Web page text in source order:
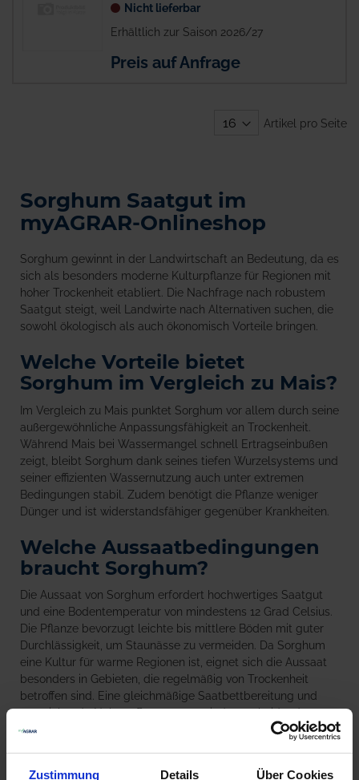
Zustimmung Details Über Cookies
Nicht lieferbar
Erhältlich zur Saison 2026/27
Preis auf Anfrage
Artikel pro Seite
Sorghum Saatgut im
myAGRAR-Onlineshop
Sorghum gewinnt in der Landwirtschaft an Bedeutung, da es
sich als besonders moderne Kulturpflanze für Regionen mit
hoher Trockenheit etabliert. Die Nachfrage nach robustem
Saatgut steigt, weil Landwirte nach Alternativen suchen, die
sowohl ökologisch als auch ökonomisch Vorteile bringen.
Welche Vorteile bietet
Sorghum im Vergleich zu Mais?
Im Vergleich zu Mais punktet Sorghum vor allem durch seine
außergewöhnliche Anpassungsfähigkeit an Trockenheit.
Während Mais bei Wassermangel schnell Ertragseinbußen
zeigt, bleibt Sorghum dank seines tiefen Wurzelsystems und
seiner effizienten Wassernutzung auch unter extremen
Bedingungen stabil. Zudem benötigt die Pflanze weniger
Dünger und ist widerstandsfähiger gegenüber Krankheiten.
Welche Aussaatbedingungen
braucht Sorghum?
Die Aussaat von Sorghum erfordert hochwertiges Saatgut
und eine Bodentemperatur von mindestens 12 Grad Celsius.
Die Pflanze bevorzugt leichte bis mittlere Böden mit guter
Durchlässigkeit, um Staunässe zu vermeiden. Da Sorghum
eine Kultur für warme Regionen ist, eignet sich die Aussaat
besonders in Gebieten, die regelmäßig von Trockenheit
betroffen sind. Eine gleichmäßige Saatbettbereitung und
ausreichende Nährstoffversorgung sind entscheidend, um
das volle Potenzial dieser Kulturpflanze auszuschöpfen. Im